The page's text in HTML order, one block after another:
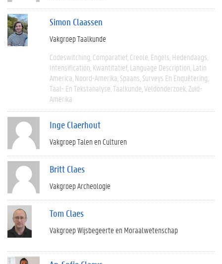
Simon Claassen
Vakgroep Taalkunde
Codeswitching Comparatief Creole Engels Hedendaags
Intensification Kwantitatief Language Description Latin
America Noord-Amerika Spaans Surveys En Enquêtering
Taal- En Tekstanalyse Taalkunde Veldonderzoek Zuid-
Amerika
Inge Claerhout
Vakgroep Talen en Culturen
Britt Claes
Vakgroep Archeologie
Tom Claes
Vakgroep Wijsbegeerte en Moraalwetenschap